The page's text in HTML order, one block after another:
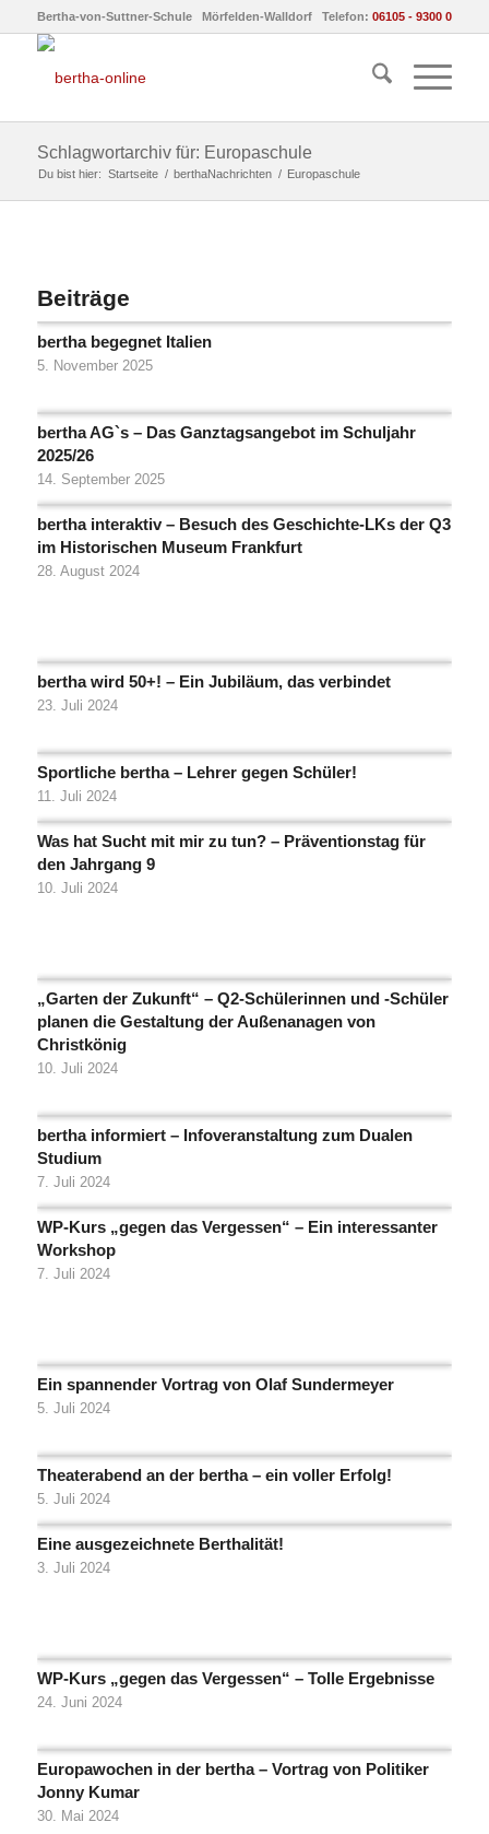
Bertha-von-Suttner-Schule Mörfelden-Walldorf Telefon: 06105 - 9300 0
Schlagwortarchiv für: Europaschule
Du bist hier: Startseite / berthaNachrichten / Europaschule
Beiträge
bertha begegnet Italien
5. November 2025
bertha AG`s – Das Ganztagsangebot im Schuljahr
2025/26
14. September 2025
bertha interaktiv – Besuch des Geschichte-LKs der Q3
im Historischen Museum Frankfurt
28. August 2024
bertha wird 50+! – Ein Jubiläum, das verbindet
23. Juli 2024
Sportliche bertha – Lehrer gegen Schüler!
11. Juli 2024
Was hat Sucht mit mir zu tun? – Präventionstag für
den Jahrgang 9
10. Juli 2024
„Garten der Zukunft“ – Q2-Schülerinnen und -Schüler
planen die Gestaltung der Außenanagen von
Christkönig
10. Juli 2024
bertha informiert – Infoveranstaltung zum Dualen
Studium
7. Juli 2024
WP-Kurs „gegen das Vergessen“ – Ein interessanter
Workshop
7. Juli 2024
Ein spannender Vortrag von Olaf Sundermeyer
5. Juli 2024
Theaterabend an der bertha – ein voller Erfolg!
5. Juli 2024
Eine ausgezeichnete Berthalität!
3. Juli 2024
WP-Kurs „gegen das Vergessen“ – Tolle Ergebnisse
24. Juni 2024
Europawochen in der bertha – Vortrag von Politiker
Jonny Kumar
30. Mai 2024